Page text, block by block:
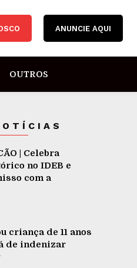
ANUNCIE AQUI
OUTROS
| Celebra
no IDEB e
com a
criança de 11 anos
de indenizar